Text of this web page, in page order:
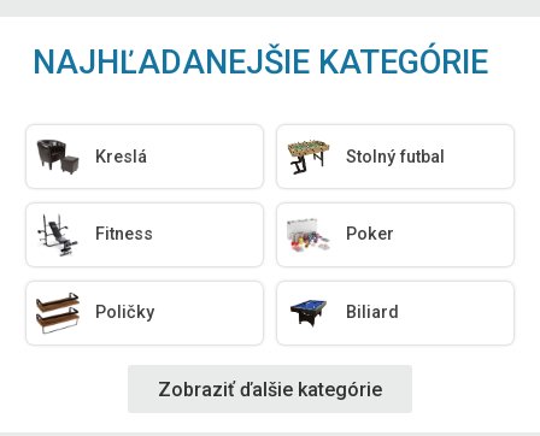
NAJHĽADANEJŠIE KATEGÓRIE
Kreslá Stolný futbal
Fitness Poker
Poličky Biliard
Zobraziť ďalšie kategórie